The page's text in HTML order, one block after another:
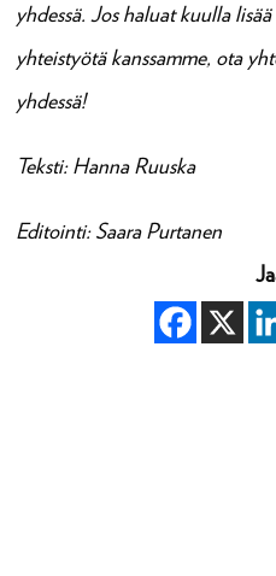
yhdessä. Jos haluat kuulla
yhteistyötä kanssamme, ota
yhdessä!
Teksti: Hanna Ruuska
Editointi: Saara Purtanen